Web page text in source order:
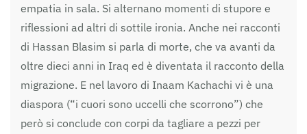
empatia in sala. Si alternano momenti di stupore e
riflessioni ad altri di sottile ironia. Anche nei racconti
di Hassan Blasim si parla di morte, che va avanti da
oltre dieci anni in Iraq ed è diventata il racconto della
migrazione. E nel lavoro di Inaam Kachachi vi è una
diaspora (“i cuori sono uccelli che scorrono”) che
però si conclude con corpi da tagliare a pezzi per